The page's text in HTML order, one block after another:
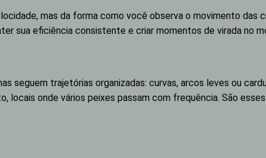
mas da forma como você observa o movimento das
sua eficiência consistente e criar momentos de virada no
seguem trajetórias organizadas: curvas, arcos leves ou
locais onde vários peixes passam com frequência. São